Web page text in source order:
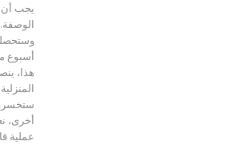
يجب أن
الوصفة.
أسبوع
هذا،
أخرى،
عملية